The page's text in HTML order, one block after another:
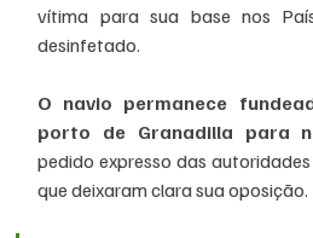
vítima para sua base nos
desinfetado.
O navio permanece
porto de Granadilla para
pedido expresso das
que deixaram clara sua oposição.